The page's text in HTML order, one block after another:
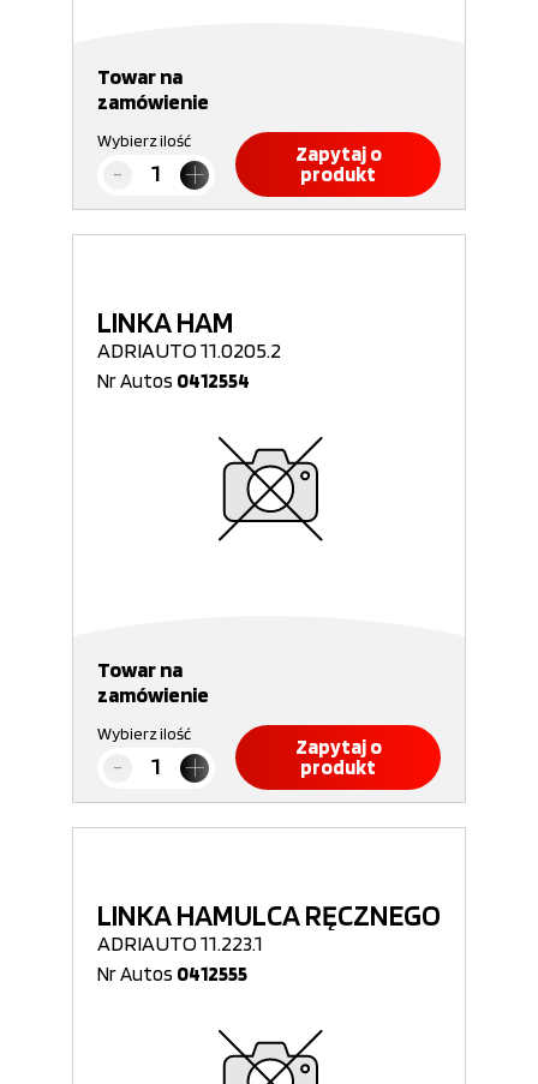
Towar na
zamówienie
Wybierz ilość
Zapytaj o
produkt
LINKA HAM
ADRIAUTO 11.0205.2
Nr Autos 0412554
Towar na
zamówienie
Wybierz ilość
Zapytaj o
produkt
LINKA HAMULCA RĘCZNEGO
ADRIAUTO 11.223.1
Nr Autos 0412555